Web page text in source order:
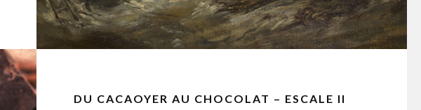
DU CACAOYER AU CHOCOLAT – ESCALE II